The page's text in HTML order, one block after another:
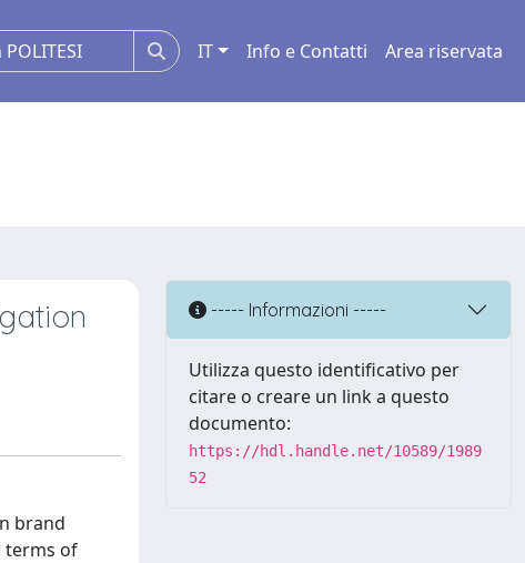
IT Info e Contatti Area riservata
brand
terms of
----- Informazioni -----
Utilizza questo identificativo per
citare o creare un link a questo
documento:
https://hdl.handle.net/10589/1989
52